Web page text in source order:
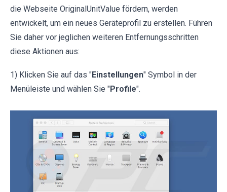
die Webseite OriginalUnitValue fördern, werden
entwickelt, um ein neues Geräteprofil zu erstellen. Führen
Sie daher vor jeglichen weiteren Entfernungsschritten
diese Aktionen aus:
1) Klicken Sie auf das "Einstellungen" Symbol in der
Menüleiste und wählen Sie "Profile".